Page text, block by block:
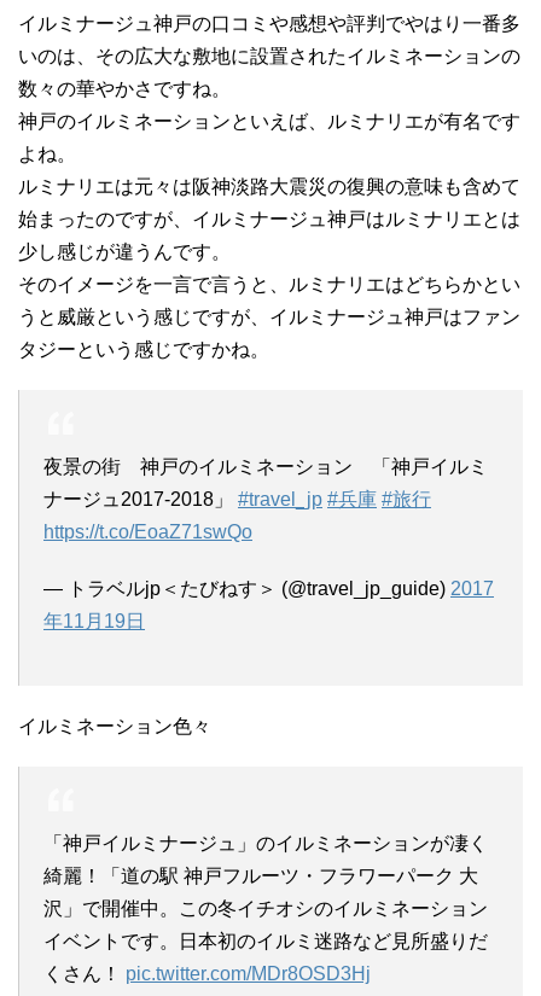
イルミナージュ神戸の口コミや感想や評判でやはり一番多
いのは、その広大な敷地に設置されたイルミネーションの
数々の華やかさですね。
神戸のイルミネーションといえば、ルミナリエが有名です
よね。
ルミナリエは元々は阪神淡路大震災の復興の意味も含めて
始まったのですが、イルミナージュ神戸はルミナリエとは
少し感じが違うんです。
そのイメージを一言で言うと、ルミナリエはどちらかとい
うと威厳という感じですが、イルミナージュ神戸はファン
タジーという感じですかね。
夜景の街 神戸のイルミネーション 「神戸イルミ
ナージュ2017-2018」 #travel_jp #兵庫 #旅行
https://t.co/EoaZ71swQo
— トラベルjp＜たびねす＞ (@travel_jp_guide) 2017
年11月19日
イルミネーション色々
「神戸イルミナージュ」のイルミネーションが凄く
綺麗！「道の駅 神戸フルーツ・フラワーパーク 大
沢」で開催中。この冬イチオシのイルミネーション
イベントです。日本初のイルミ迷路など見所盛りだ
くさん！ pic.twitter.com/MDr8OSD3Hj